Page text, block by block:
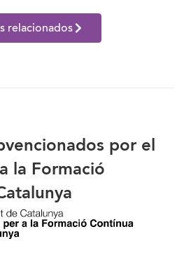
relacionados
por el
la Formació